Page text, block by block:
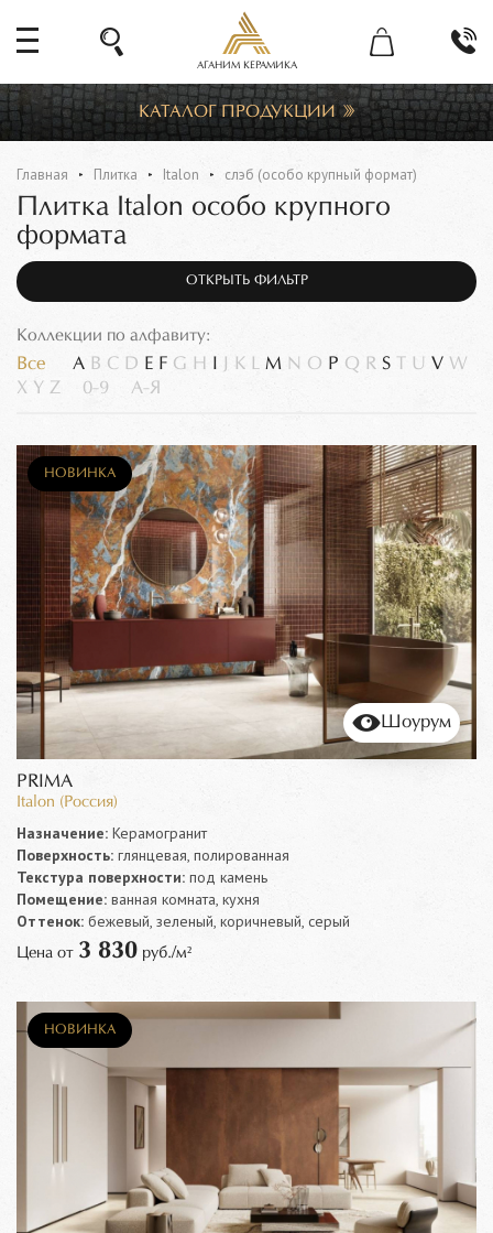
АГАНИМ КЕРАМИКА
КАТАЛОГ ПРОДУКЦИИ
Главная Плитка Italon слэб (особо крупный формат)
Плитка Italon особо крупного
формата
ОТКРЫТЬ ФИЛЬТР
Коллекции по алфавиту:
Все A B C D E F G H K L M N O P Q R S U V W
X Y Z 0-9 А-Я
НОВИНКА
Шоурум
PRIMA
Italon (Россия)
Назначение: Керамогранит
Поверхность: глянцевая, полированная
Текстура поверхности: под камень
Помещение: ванная комната, кухня
Оттенок: бежевый, зеленый, коричневый, серый
Цена от 3 830 руб./м²
НОВИНКА